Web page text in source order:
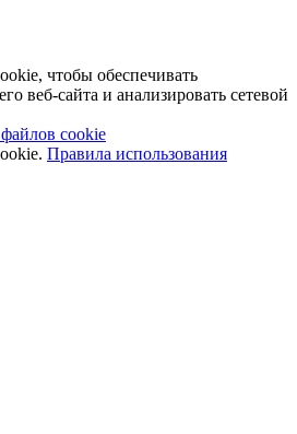
чтобы обеспечивать
веб-сайта и анализировать сетевой
cookie
Правила использования